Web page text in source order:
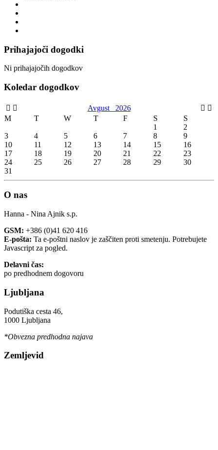
Prihajajoči dogodki
Ni prihajajočih dogodkov
Koledar dogodkov
Avgust 2026
M
T W T F S
S
1
2
3
4 5 6 7 8
9
10
11 12 13 14 15
16
17
18 19 20 21 22
23
24
25 26 27 28 29
30
31
O nas
Hanna - Nina Ajnik s.p.
GSM: +386 (0)41 620 416
E-pošta: Ta e-poštni naslov je zaščiten proti smetenju. Potrebujete
Javascript za pogled.
Delavni čas:
po predhodnem dogovoru
Ljubljana
Podutiška cesta 46,
1000 Ljubljana
*Obvezna predhodna najava
Zemljevid